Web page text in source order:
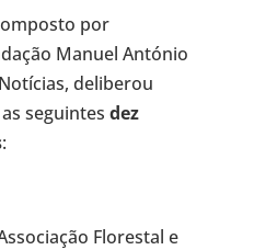
por
Manuel António
deliberou
seguintes dez
:
Florestal e